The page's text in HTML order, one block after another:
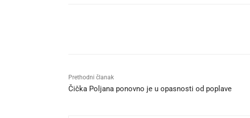
Prethodni članak
Čička Poljana ponovno je u opasnosti od poplave